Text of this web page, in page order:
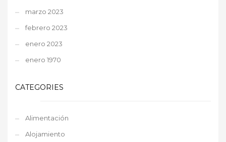
marzo 2023
febrero 2023
enero 2023
enero 1970
CATEGORIES
Alimentación
Alojamiento